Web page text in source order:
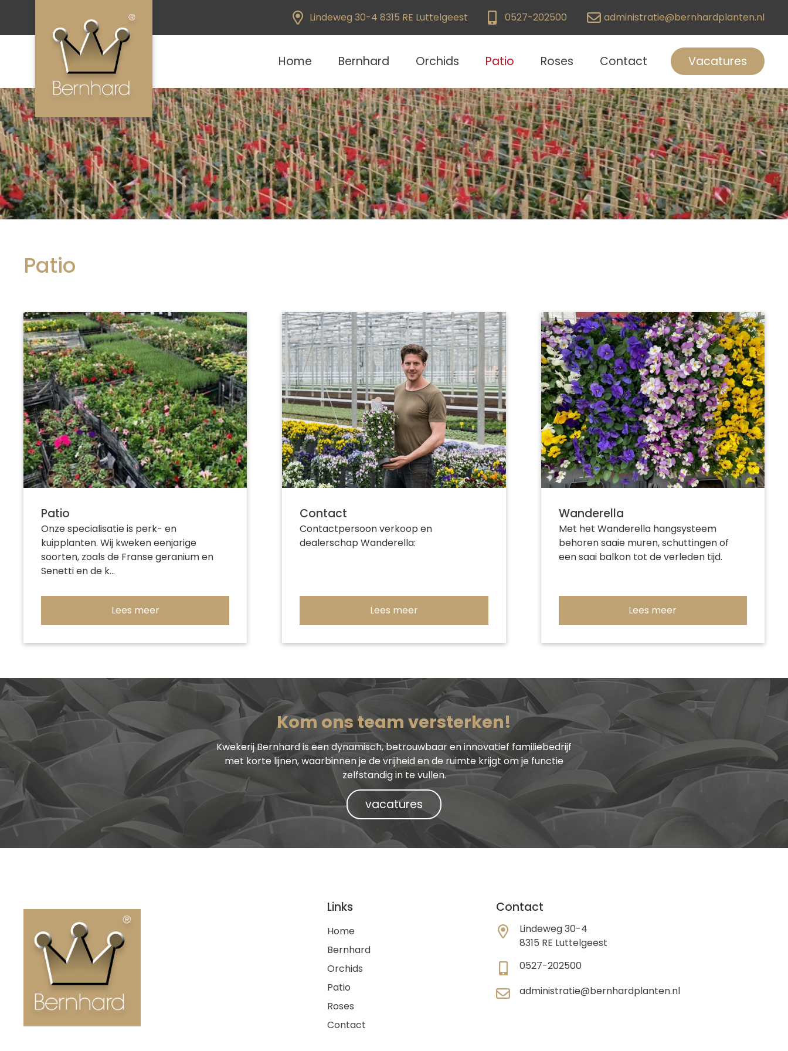
Lindeweg 30-4 8315 RE Luttelgeest 0527-202500 administratie@bernhardplanten.nl
Home Bernhard Orchids Patio Roses Contact Vacatures
Patio
Patio
Onze specialisatie is perk- en
kuipplanten. Wij kweken eenjarige
soorten, zoals de Franse geranium en
Senetti en de k...
Lees meer
Contact
Contactpersoon verkoop en
dealerschap Wanderella:
Lees meer
Wanderella
Met het Wanderella hangsysteem
behoren saaie muren, schuttingen of
een saai balkon tot de verleden tijd.
Lees meer
Kom ons team versterken!
Kwekerij Bernhard is een dynamisch, betrouwbaar en innovatief familiebedrijf
met korte lijnen, waarbinnen je de vrijheid en de ruimte krijgt om je functie
zelfstandig in te vullen.
vacatures
Links
Home
Bernhard
Orchids
Patio
Roses
Contact
Contact
Lindeweg 30-4
8315 RE Luttelgeest
0527-202500
administratie@bernhardplanten.nl